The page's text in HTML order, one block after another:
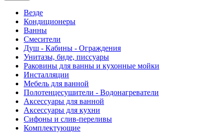
Везде
Кондиционеры
Ванны
Смесители
Душ - Кабины - Ограждения
Унитазы, биде, писсуары
Раковины для ванны и кухонные мойки
Инсталляции
Мебель для ванной
Полотенцесушители - Водонагреватели
Аксессуары для ванной
Аксессуары для кухни
Сифоны и слив-переливы
Комплектующие